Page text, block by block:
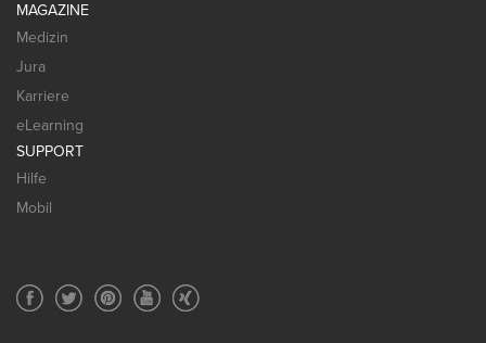
MAGAZINE
Medizin
Jura
Karriere
eLearning
SUPPORT
Hilfe
Mobil